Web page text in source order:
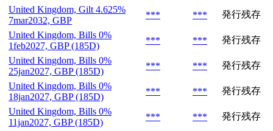
United Kingdom, Gilt 4.625%
7mar2032, GBP
*** ***
発行残存
United Kingdom, Bills 0%
1feb2027, GBP (185D)
*** ***
発行残存
United Kingdom, Bills 0%
25jan2027, GBP (185D)
*** ***
発行残存
United Kingdom, Bills 0%
18jan2027, GBP (185D)
*** ***
発行残存
United Kingdom, Bills 0%
11jan2027, GBP (185D)
*** ***
発行残存